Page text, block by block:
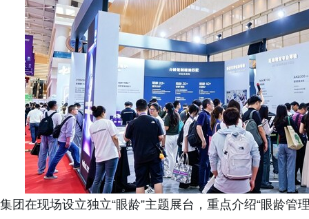
集团在现场设立独立“眼龄”主题展台，重点介绍“眼龄管